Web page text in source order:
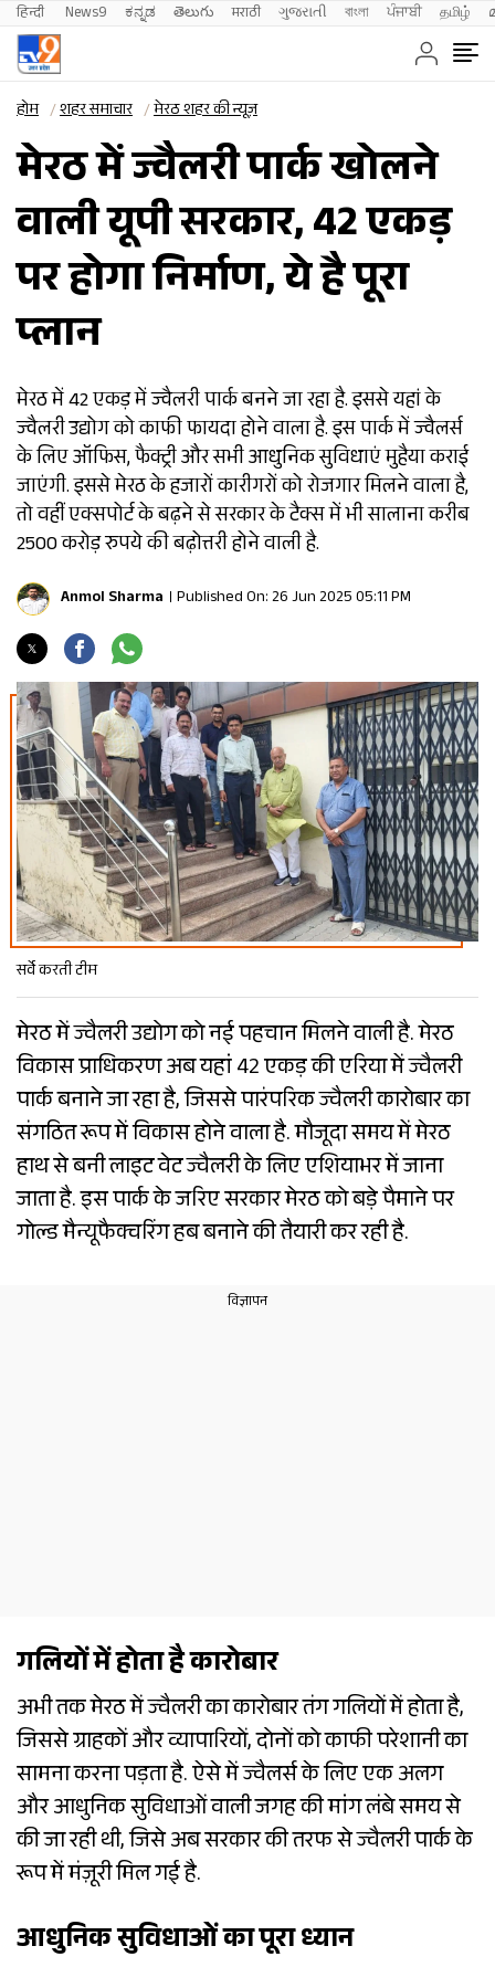
हिन्दी News9 ಕನ್ನಡ తెలుగు मराठी ગુજરાતી বাংলা ਪੰਜਾਬੀ தமிழ்
होम शहर समाचार मेरठ शहर की न्यूज़
मेरठ में ज्वैलरी पार्क खोलने
वाली यूपी सरकार, 42 एकड़
पर होगा निर्माण, ये है पूरा
प्लान
मेरठ में 42 एकड़ में ज्वैलरी पार्क बनने जा रहा है. इससे यहां के
ज्वैलरी उद्योग को काफी फायदा होने वाला है. इस पार्क में ज्वैलर्स
के लिए ऑफिस, फैक्ट्री और सभी आधुनिक सुविधाएं मुहैया कराई
जाएंगी. इससे मेरठ के हजारों कारीगरों को रोजगार मिलने वाला है,
तो वहीं एक्सपोर्ट के बढ़ने से सरकार के टैक्स में भी सालाना करीब
2500 करोड़ रुपये की बढ़ोत्तरी होने वाली है.
Anmol Sharma Published On: 26 Jun 2025 05:11 PM
सर्वे करती टीम
मेरठ में ज्वैलरी उद्योग को नई पहचान मिलने वाली है. मेरठ
विकास प्राधिकरण अब यहां 42 एकड़ की एरिया में ज्वैलरी
पार्क बनाने जा रहा है, जिससे पारंपरिक ज्वैलरी कारोबार का
संगठित रूप में विकास होने वाला है. मौजूदा समय में मेरठ
हाथ से बनी लाइट वेट ज्वैलरी के लिए एशियाभर में जाना
जाता है. इस पार्क के जरिए सरकार मेरठ को बड़े पैमाने पर
गोल्ड मैन्यूफैक्चरिंग हब बनाने की तैयारी कर रही है.
गलियों में होता है कारोबार
अभी तक मेरठ में ज्वैलरी का कारोबार तंग गलियों में होता है,
जिससे ग्राहकों और व्यापारियों, दोनों को काफी परेशानी का
सामना करना पड़ता है. ऐसे में ज्वैलर्स के लिए एक अलग
और आधुनिक सुविधाओं वाली जगह की मांग लंबे समय से
की जा रही थी, जिसे अब सरकार की तरफ से ज्वैलरी पार्क के
रूप में मंज़ूरी मिल गई है.
आधुनिक सुविधाओं का पूरा ध्यान